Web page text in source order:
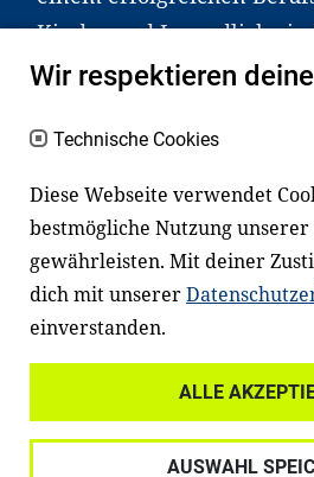
Kinder und Jugendliche in
haben aber große
an Familien sowie an
Lehrer*innen und andere
Fachexpert*innen. Dafür
mit Ministerien,
Einrichtungen, Verbänden,
und anderen Stiftungen
Datenschutz
Wir respektieren
Technische Cookies
Diese Webseite verwendet
bestmögliche Nutzung unserer
gewährleisten. Mit deiner
dich mit unserer
einverstanden.
ALLE
AUSWAHL